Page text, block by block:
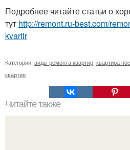
Подробнее читайте статьи о
тут http://remont.ru-best.com/
kvartir
Категории: виды ремонта квартир квартира
квартир
Читайте также